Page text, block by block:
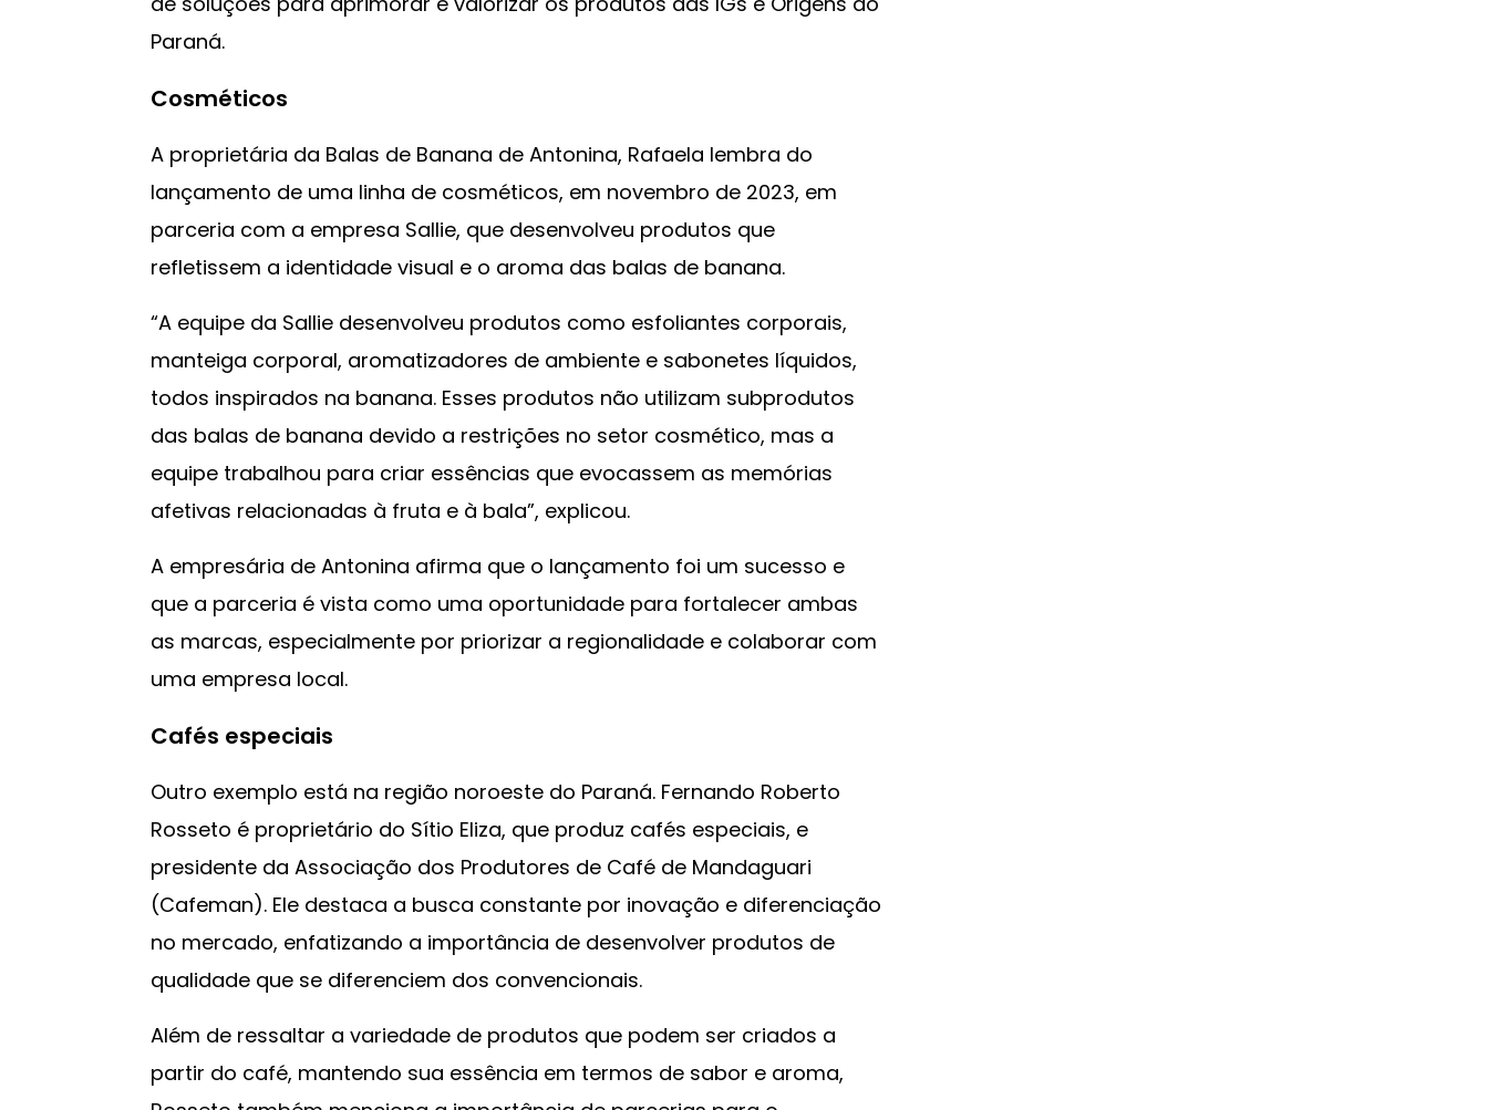
Paraná.
Cosméticos
A proprietária da Balas de Banana de Antonina, Rafaela lembra do
lançamento de uma linha de cosméticos, em novembro de 2023, em
parceria com a empresa Sallie, que desenvolveu produtos que
refletissem a identidade visual e o aroma das balas de banana.
“A equipe da Sallie desenvolveu produtos como esfoliantes corporais,
manteiga corporal, aromatizadores de ambiente e sabonetes líquidos,
todos inspirados na banana. Esses produtos não utilizam subprodutos
das balas de banana devido a restrições no setor cosmético, mas a
equipe trabalhou para criar essências que evocassem as memórias
afetivas relacionadas à fruta e à bala”, explicou.
A empresária de Antonina afirma que o lançamento foi um sucesso e
que a parceria é vista como uma oportunidade para fortalecer ambas
as marcas, especialmente por priorizar a regionalidade e colaborar com
uma empresa local.
Cafés especiais
Outro exemplo está na região noroeste do Paraná. Fernando Roberto
Rosseto é proprietário do Sítio Eliza, que produz cafés especiais, e
presidente da Associação dos Produtores de Café de Mandaguari
(Cafeman). Ele destaca a busca constante por inovação e diferenciação
no mercado, enfatizando a importância de desenvolver produtos de
qualidade que se diferenciem dos convencionais.
Além de ressaltar a variedade de produtos que podem ser criados a
partir do café, mantendo sua essência em termos de sabor e aroma,